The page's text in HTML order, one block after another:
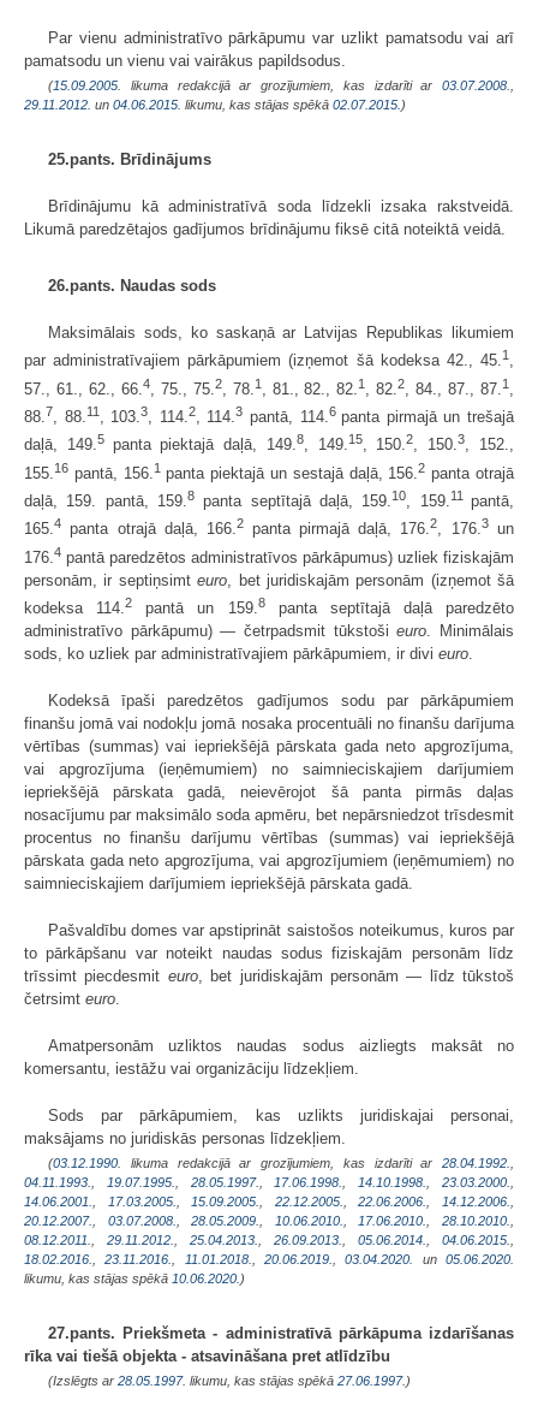
Par vienu administratīvo pārkāpumu var uzlikt pamatsodu vai arī
pamatsodu un vienu vai vairākus papildsodus.
(15.09.2005 . likuma redakcijā ar grozījumiem, kas izdarīti ar 03.07.2008.
29.11.2012. un 04.06.2015 . likumu, kas stājas spēkā 02.07.2015. )
25.pants. Brīdinājums
Brīdinājumu kā administratīvā soda līdzekli izsaka rakstveidā.
Likumā paredzētajos gadījumos brīdinājumu fiksē citā noteiktā veidā.
26.pants. Naudas sods
Maksimālais sods, ko saskaņā ar Latvijas Republikas likumiem
par administratīvajiem pārkāpumiem (izņemot šā kodeksa 42., 45.1 ,
57., 61., 62., 66.4, 75., 75.2, 78.1, 81., 82., 82.1 , 82.2, 84., 87., 87.1 ,
88.7, 88.11, 103.3, 114.2, 114.3 pantā, 114.6panta pirmajā un trešajā
daļā, 149.5 panta piektajā daļā, 149.8, 149.15, 150.2, 150.3, 152.,
155.16 pantā, 156.1panta piektajā un sestajā daļā, 156.2 panta otrajā
daļā, 159. pantā, 159.8 panta septītajā daļā, 159.10, 159.11pantā,
165.4 panta otrajā daļā, 166.2 panta pirmajā daļā, 176.2, 176.3un
176. 4 pantā paredzētos administratīvos pārkāpumus) uzliek fiziskajām
personām, ir septiņsimteuro , bet juridiskajām personām (izņemot šā
kodeksa 114.2 pantā un 159.8panta septītajā daļā paredzēto
administratīvo pārkāpumu) — četrpadsmit tūkstošieuro. Minimālais
sods, ko uzliek par administratīvajiem pārkāpumiem, ir divi euro.
Kodeksā īpaši paredzētos gadījumos sodu par pārkāpumiem
finanšu jomā vai nodokļu jomā nosaka procentuāli no finanšu darījuma
vērtības (summas) vai iepriekšējā pārskata gada neto apgrozījuma,
vai apgrozījuma (ieņēmumiem) no saimnieciskajiem darījumiem
iepriekšējā pārskata gadā, neievērojot šā panta pirmās daļas
nosacījumu par maksimālo soda apmēru, bet nepārsniedzot trīsdesmit
procentus no finanšu darījumu vērtības (summas) vai iepriekšējā
pārskata gada neto apgrozījuma, vai apgrozījumiem (ieņēmumiem) no
saimnieciskajiem darījumiem iepriekšējā pārskata gadā.
Pašvaldību domes var apstiprināt saistošos noteikumus, kuros par
to pārkāpšanu var noteikt naudas sodus fiziskajām personām līdz
trīssimt piecdesmit euro, bet juridiskajām personām — līdz tūkstoš
četrsimt euro.
Amatpersonām uzliktos naudas sodus aizliegts maksāt no
komersantu, iestāžu vai organizāciju līdzekļiem.
Sods par pārkāpumiem, kas uzlikts juridiskajai personai,
maksājams no juridiskās personas līdzekļiem.
(03.12.1990 . likuma redakcijā ar grozījumiem, kas izdarīti ar 28.04.1992.
04.11.1993.
19.07.1995. 28.05.1997. 17.06.1998. 14.10.1998. ,23.03.2000.
14.06.2001.
17.03.2005. 15.09.2005. 22.12.2005. ,22.06.2006. 14.12.2006.
20.12.2007.
03.07.2008. ,28.05.2009. 10.06.2010. 17.06.2010. ,28.10.2010.
08.12.2011.
29.11.2012. 25.04.2013. 26.09.2013. 05.06.2014. 04.06.2015.
18.02.2016.
,23.11.2016. 11.01.2018. ,20.06.2019. ,03.04.2020. un05.06.2020
likumu, kas stājas spēkā 10.06.2020. )
27.pants. Priekšmeta - administratīvā pārkāpuma izdarīšanas
rīka vai tiešā objekta - atsavināšana pret atlīdzību
(Izslēgts ar 28.05.1997. likumu, kas stājas spēkā 27.06.1997. )